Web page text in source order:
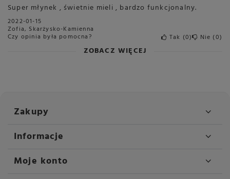
Super młynek , świetnie mieli , bardzo funkcjonalny.
2022-01-15
Zofia, Skarżysko-Kamienna
Czy opinia była pomocna? Tak 0 Nie 0
ZOBACZ WIĘCEJ
Zakupy
Informacje
Moje konto